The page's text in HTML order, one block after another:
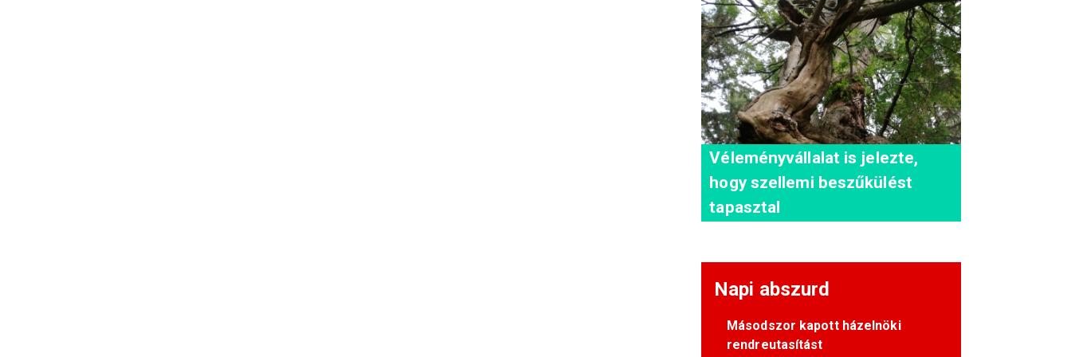
Véleményvállalat is jelezte,
hogy szellemi beszűkülést
tapasztal
Napi abszurd
Másodszor kapott házelnöki
rendreutasítást